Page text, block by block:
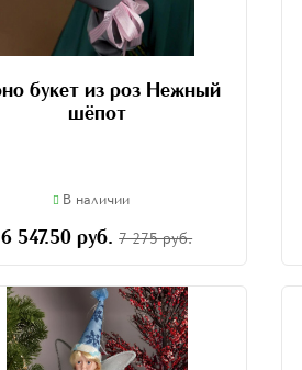
букет из роз Нежный
шёпот
В наличии
6 547.50 руб. 7 275 руб.